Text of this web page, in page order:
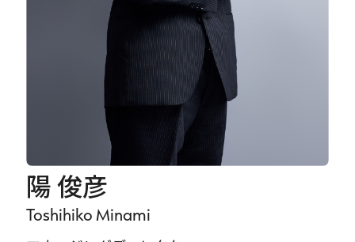
EN
JP
陽 俊彦
Toshihiko Minami